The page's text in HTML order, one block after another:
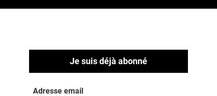
Je suis déjà abonné
Adresse email